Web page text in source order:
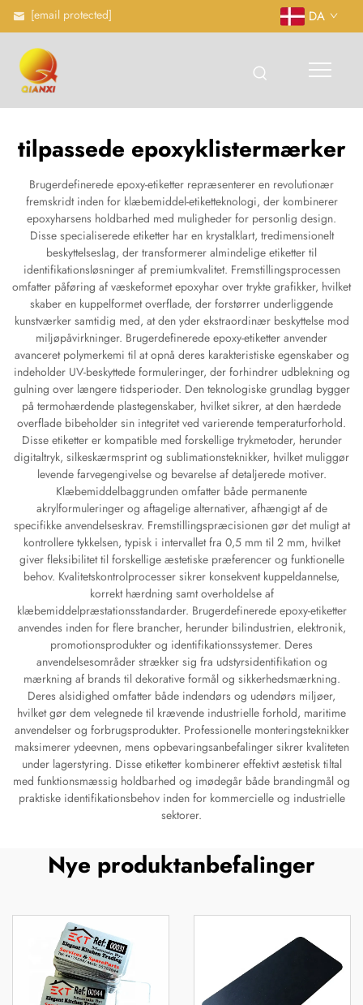
[email protected] DA
tilpassede epoxyklistermærker
Brugerdefinerede epoxy-etiketter repræsenterer en revolutionær
fremskridt inden for klæbemiddel-etiketteknologi, der kombinerer
epoxyharsens holdbarhed med muligheder for personlig design.
Disse specialiserede etiketter har en krystalklart, tredimensionelt
beskyttelseslag, der transformerer almindelige etiketter til
identifikationsløsninger af premiumkvalitet. Fremstillingsprocessen
omfatter påføring af væskeformet epoxyhar over trykte grafikker, hvilket
skaber en kuppelformet overflade, der forstørrer underliggende
kunstværker samtidig med, at den yder ekstraordinær beskyttelse mod
miljøpåvirkninger. Brugerdefinerede epoxy-etiketter anvender
avanceret polymerkemi til at opnå deres karakteristiske egenskaber og
indeholder UV-beskyttede formuleringer, der forhindrer udblekning og
gulning over længere tidsperioder. Den teknologiske grundlag bygger
på termohærdende plastegenskaber, hvilket sikrer, at den hærdede
overflade bibeholder sin integritet ved varierende temperaturforhold.
Disse etiketter er kompatible med forskellige trykmetoder, herunder
digitaltryk, silkeskærmsprint og sublimationsteknikker, hvilket muliggør
levende farvegengivelse og bevarelse af detaljerede motiver.
Klæbemiddelbaggrunden omfatter både permanente
akrylformuleringer og aftagelige alternativer, afhængigt af de
specifikke anvendelseskrav. Fremstillingspræcisionen gør det muligt at
kontrollere tykkelsen, typisk i intervallet fra 0,5 mm til 2 mm, hvilket
giver fleksibilitet til forskellige æstetiske præferencer og funktionelle
behov. Kvalitetskontrolprocesser sikrer konsekvent kuppeldannelse,
korrekt hærdning samt overholdelse af
klæbemiddelpræstationsstandarder. Brugerdefinerede epoxy-etiketter
anvendes inden for flere brancher, herunder bilindustrien, elektronik,
promotionsprodukter og identifikationssystemer. Deres
anvendelsesområder strækker sig fra udstyrsidentifikation og
mærkning af brands til dekorative formål og sikkerhedsmærkning.
Deres alsidighed omfatter både indendørs og udendørs miljøer,
hvilket gør dem velegnede til krævende industrielle forhold, maritime
anvendelser og forbrugsprodukter. Professionelle monteringsteknikker
maksimerer ydeevnen, mens opbevaringsanbefalinger sikrer kvaliteten
under lagerstyring. Disse etiketter kombinerer effektivt æstetisk tiltal
med funktionsmæssig holdbarhed og imødegår både brandingmål og
praktiske identifikationsbehov inden for kommercielle og industrielle
sektorer.
Nye produktanbefalinger